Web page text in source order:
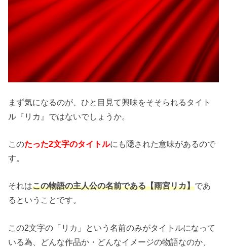
まず気になるのが、ひと目見て興味をそそられるタイト
ル『リカ』ではないでしょうか。
このたった2文字のタイトルにも隠された意味があるので
す。
それはこの物語の主人公の名前である【雨宮リカ】であ
るということです。
この2文字の「リカ」という名前のみがタイトルになって
いる為、どんな作品か・どんなイメージの物語なのか、